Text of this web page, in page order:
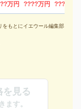
万円 ????万円 ????万円
もとにイエウール編集部
を見る
ます。